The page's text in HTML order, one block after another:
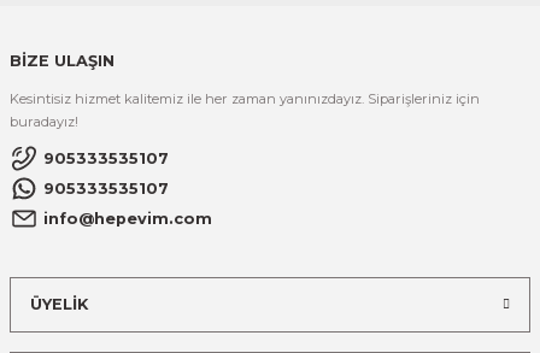
BİZE ULAŞIN
Kesintisiz hizmet kalitemiz ile her zaman yanınızdayız. Siparişleriniz için
buradayız!
905333535107
905333535107
info@hepevim.com
ÜYELİK